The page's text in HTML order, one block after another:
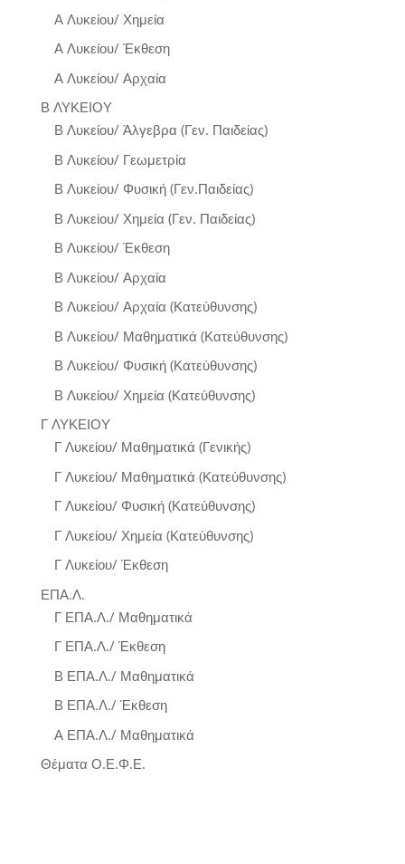
Α Λυκείου/ Χημεία
Α Λυκείου/ Έκθεση
Α Λυκείου/ Αρχαία
Β ΛΥΚΕΙΟΥ
Β Λυκείου/ Άλγεβρα (Γεν. Παιδείας)
Β Λυκείου/ Γεωμετρία
Β Λυκείου/ Φυσική (Γεν.Παιδείας)
Β Λυκείου/ Χημεία (Γεν. Παιδείας)
Β Λυκείου/ Έκθεση
Β Λυκείου/ Αρχαία
Β Λυκείου/ Αρχαία (Κατεύθυνσης)
Β Λυκείου/ Μαθηματικά (Κατεύθυνσης)
Β Λυκείου/ Φυσική (Κατεύθυνσης)
Β Λυκείου/ Χημεία (Κατεύθυνσης)
Γ ΛΥΚΕΙΟΥ
Γ Λυκείου/ Μαθηματικά (Γενικής)
Γ Λυκείου/ Μαθηματικά (Κατεύθυνσης)
Γ Λυκείου/ Φυσική (Κατεύθυνσης)
Γ Λυκείου/ Χημεία (Κατεύθυνσης)
Γ Λυκείου/ Έκθεση
ΕΠΑ.Λ.
Γ ΕΠΑ.Λ./ Μαθηματικά
Γ ΕΠΑ.Λ./ Έκθεση
Β ΕΠΑ.Λ./ Μαθηματικά
Β ΕΠΑ.Λ./ Έκθεση
Α ΕΠΑ.Λ./ Μαθηματικά
Θέματα Ο.Ε.Φ.Ε.